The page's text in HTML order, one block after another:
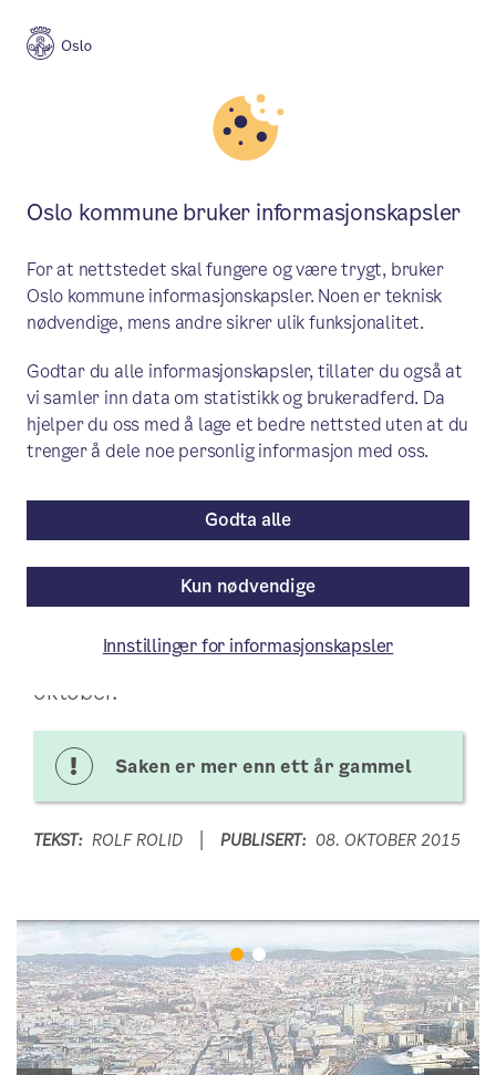
ByplanOslo
PLANER
Balansekunst på Vippetangen
Hva kunne du tenkt deg på «nye»
Vippetangen? Nå kan du si meningen din
om forslaget til områdeprogram som er
til åpent møte om planene mandag 19.
oktober.
Saken er mer enn ett år gammel
TEKST: ROLF ROLID PUBLISERT: 08. OKTOBER 2015
Oslo kommune bruker informasjonskapsler
For at nettstedet skal fungere og være trygt, bruker
Oslo kommune informasjonskapsler. Noen er teknisk
nødvendige, mens andre sikrer ulik funksjonalitet.
Godtar du alle informasjonskapsler, tillater du også at
vi samler inn data om statistikk og brukeradferd. Da
hjelper du oss med å lage et bedre nettsted uten at du
trenger å dele noe personlig informasjon med oss.
Kun nødvendige
Godta alle
Innstillinger for informasjonskapsler